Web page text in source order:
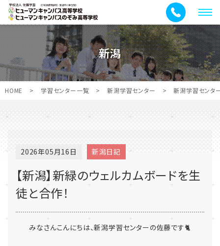
メ
ニ
ュ
ー
新潟
HOME > 学習センター一覧 > 新潟学習センター > 新潟学習センタ
2026年05月16日 新潟日記
【新潟】新緑のウェルカムボードを生
徒と合作！
みなさんこんにちは、新潟学習センターの佐藤です🐈